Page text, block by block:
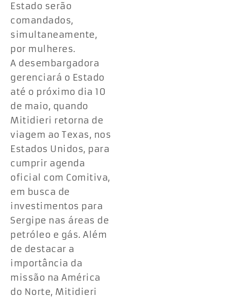
Estado serão
comandados,
simultaneamente,
por mulheres.
A desembargadora
gerenciará o Estado
até o próximo dia 10
de maio, quando
Mitidieri retorna de
viagem ao Texas, nos
Estados Unidos, para
cumprir agenda
oficial com Comitiva,
em busca de
investimentos para
Sergipe nas áreas de
petróleo e gás. Além
de destacar a
importância da
missão na América
do Norte, Mitidieri